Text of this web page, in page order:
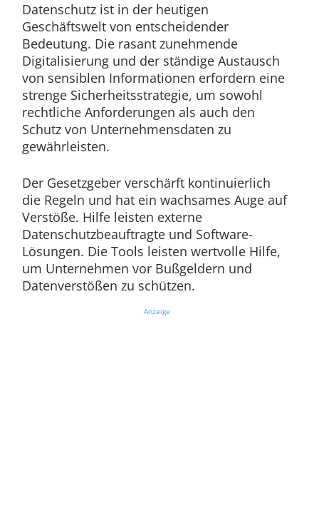
Datenschutz ist in der heutigen
Geschäftswelt von entscheidender
Bedeutung. Die rasant zunehmende
Digitalisierung und der ständige Austausch
von sensiblen Informationen erfordern eine
strenge Sicherheitsstrategie, um sowohl
rechtliche Anforderungen als auch den
Schutz von Unternehmensdaten zu
gewährleisten.
Der Gesetzgeber verschärft kontinuierlich
die Regeln und hat ein wachsames Auge auf
Verstöße. Hilfe leisten externe
Datenschutzbeauftragte und Software-
Lösungen. Die Tools leisten wertvolle Hilfe,
um Unternehmen vor Bußgeldern und
Datenverstößen zu schützen.
Anzeige